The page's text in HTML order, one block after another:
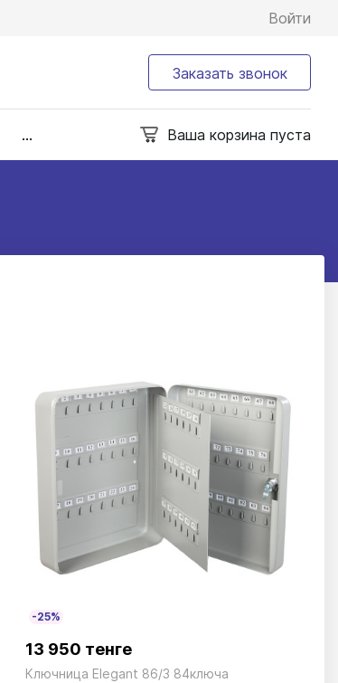
Войти
Заказать звонок
... Ваша корзина пуста
-25%
13 950 тенге
Ключница Elegant 86/3 84ключа